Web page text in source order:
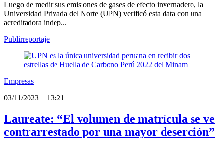
Luego de medir sus emisiones de gases de efecto invernadero, la
Universidad Privada del Norte (UPN) verificó esta data con una
acreditadora indep...
Publirreportaje
Empresas
03/11/2023
13:21
Laureate: “El volumen de matrícula se ve
contrarrestado por una mayor deserción”